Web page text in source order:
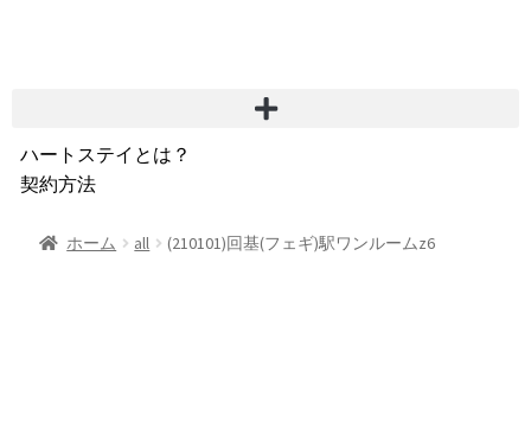
ハートステイとは？
契約方法
サービス費用
ホーム all (210101)回基(フェギ)駅ワンルームz6